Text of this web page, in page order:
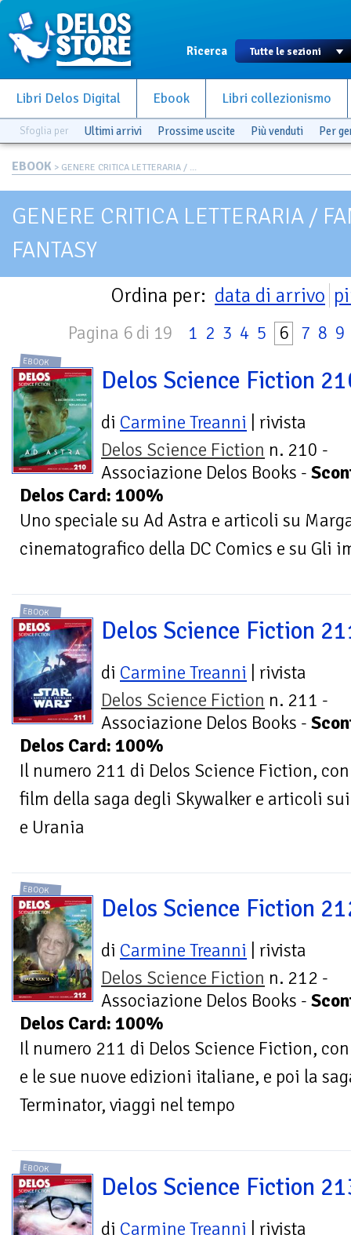
Ricerca
Libri Delos Digital Ebook Libri collezionismo
Sfoglia per Ultimi arrivi Prossime uscite Più venduti Per
EBOOK > GENERE CRITICA LETTERARIA / ...
GENERE CRITICA LETTERARIA /
FANTASY
Ordina per: data di arrivo
Pagina 6 di 19 1 2 3 4 5 6 7 8 9
EBOOK
Delos Science Fiction
di Carmine Treanni | rivista
Delos Science Fiction n. 210 -
Associazione Delos Books -
Delos Card: 100%
Uno speciale su Ad Astra e articoli su
cinematografico della DC Comics e su Gli
EBOOK
Delos Science Fiction
di Carmine Treanni | rivista
Delos Science Fiction n. 211 -
Associazione Delos Books -
Delos Card: 100%
Il numero 211 di Delos Science Fiction,
film della saga degli Skywalker e articoli
e Urania
EBOOK
Delos Science Fiction
di Carmine Treanni | rivista
Delos Science Fiction n. 212 -
Associazione Delos Books -
Delos Card: 100%
Il numero 211 di Delos Science Fiction,
e le sue nuove edizioni italiane, e poi la
Terminator, viaggi nel tempo
EBOOK
Delos Science Fiction
di Carmine Treanni | rivista